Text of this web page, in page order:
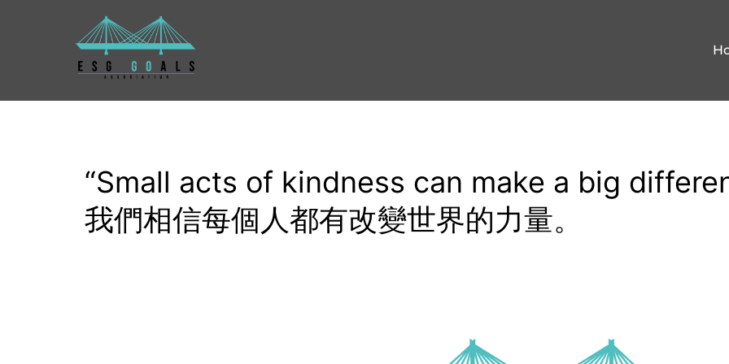
“Small acts of kindness can make a big
我們相信每個人都有改變世界的力量。